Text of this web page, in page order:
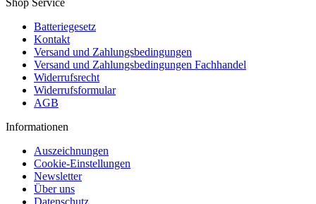
Batteriegesetz
Kontakt
Versand und Zahlungsbedingungen
Versand und Zahlungsbedingungen Fachhandel
Widerrufsrecht
Widerrufsformular
AGB
Informationen
Auszeichnungen
Cookie-Einstellungen
Newsletter
Über uns
Datenschutz